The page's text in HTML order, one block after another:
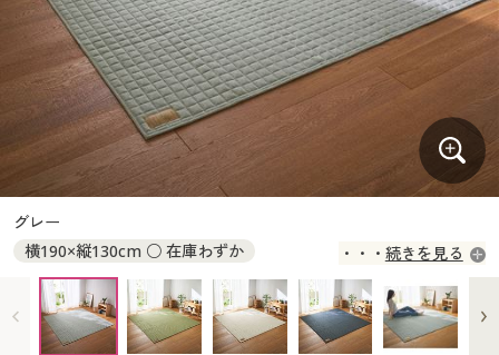
ジュニア・ティーンズ下着
大きいサイズ レディース服
大きいサイズ レディース下着
大きいサイズ メンズ
大きいサイズ 事務・制服
バーゲンセール
シークレットセール
詳細検索
商品カテゴリ一覧
カタログ
カタログ・チラシからのご注文
デジタルカタログ
カタログ無料プレゼント
大きいサイズ レディース下着
大きいサイズ メンズ
大きいサイズ 事務・制服
シークレットセール
商品カテゴリ一覧
カタログ
カタログ・チラシからのご注文
デジタルカタログ
カタログ無料プレゼント
会員メニュー
グレー
横190×縦130cm ○ 在庫わずか
横190×縦190cm ◎ 在庫あり
横240×縦190cm ○ 在庫わずか
続きを見る